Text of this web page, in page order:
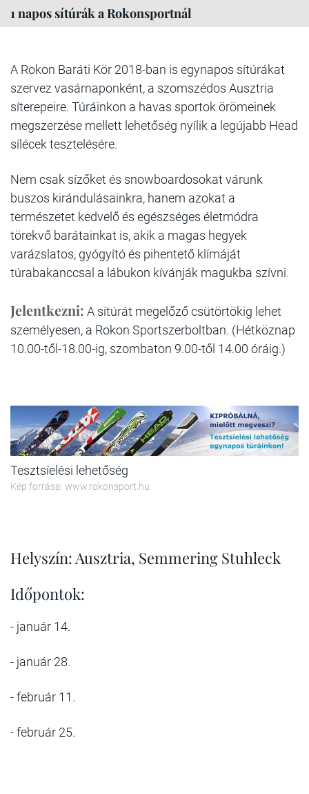
1 napos sítúrák a Rokonsportnál
A Rokon Baráti Kör 2018-ban is egynapos sítúrákat
szervez vasárnaponként, a szomszédos Ausztria
síterepeire. Túráinkon a havas sportok örömeinek
megszerzése mellett lehetőség nyílik a legújabb Head
sílécek tesztelésére.
Nem csak sízőket és snowboardosokat várunk
buszos kirándulásainkra, hanem azokat a
természetet kedvelő és egészséges életmódra
törekvő barátainkat is, akik a magas hegyek
varázslatos, gyógyító és pihentető klímáját
túrabakanccsal a lábukon kívánják magukba szívni.
Jelentkezni: A sítúrát megelőző csütörtökig lehet
személyesen, a Rokon Sportszerboltban. (Hétköznap
10.00-től-18.00-ig, szombaton 9.00-től 14.00 óráig.)
Tesztsíelési lehetőség
Kép forrása: www.rokonsport.hu
Helyszín: Ausztria, Semmering Stuhleck
Időpontok:
- január 14.
- január 28.
- február 11.
- február 25.